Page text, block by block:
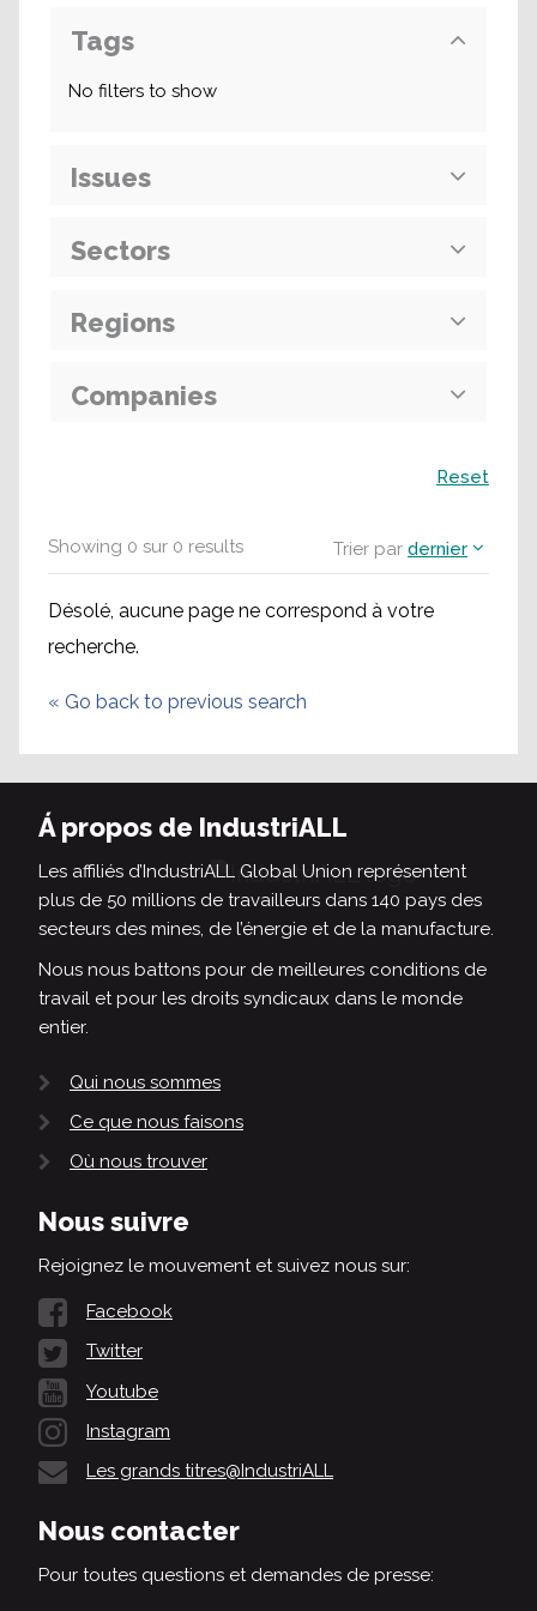
Showing 0 sur 0 results Trier par dernier
Désolé, aucune page ne correspond à votre
recherche.
« Go back to previous search
Tags
No filters to show
Issues
Sectors
Regions
Companies
Reset
Á propos de IndustriALL
Les affiliés d’IndustriALL Global Union représentent
plus de 50 millions de travailleurs dans 140 pays des
secteurs des mines, de l’énergie et de la manufacture.
Nous nous battons pour de meilleures conditions de
travail et pour les droits syndicaux dans le monde
entier.
Qui nous sommes
Ce que nous faisons
Où nous trouver
Nous suivre
Rejoignez le mouvement et suivez nous sur:
Facebook
Twitter
Youtube
Instagram
Les grands titres@IndustriALL
Nous contacter
Pour toutes questions et demandes de presse: